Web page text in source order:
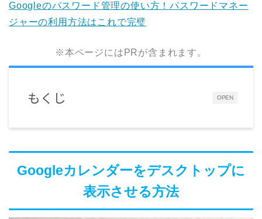
Googleのパスワード管理の使い方！パスワードマネー
ジャーの利用方法はこれで完璧
※本ページにはPRが含まれます。
OPEN
もくじ
Googleカレンダーをデスクトップに
表示させる方法